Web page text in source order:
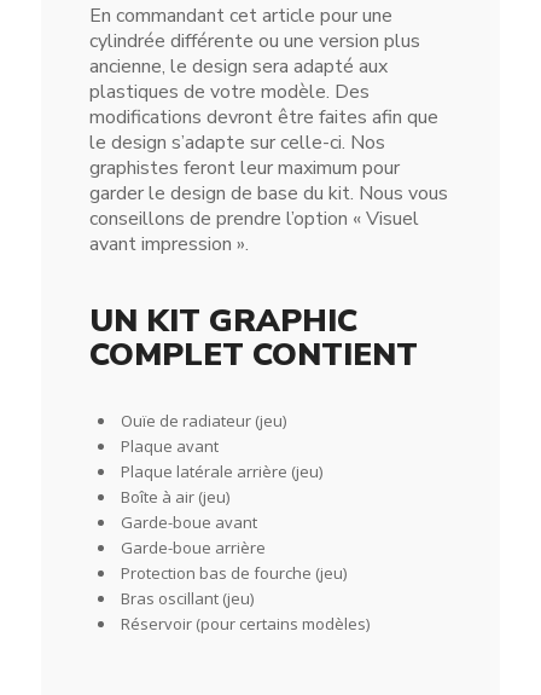
En commandant cet article pour une
cylindrée différente ou une version plus
ancienne, le design sera adapté aux
plastiques de votre modèle. Des
modifications devront être faites afin que
le design s’adapte sur celle-ci. Nos
graphistes feront leur maximum pour
garder le design de base du kit. Nous vous
conseillons de prendre l’option « Visuel
avant impression ».
UN KIT GRAPHIC
COMPLET CONTIENT
Ouïe de radiateur (jeu)
Plaque avant
Plaque latérale arrière (jeu)
Boîte à air (jeu)
Garde-boue avant
Garde-boue arrière
Protection bas de fourche (jeu)
Bras oscillant (jeu)
Réservoir (pour certains modèles)